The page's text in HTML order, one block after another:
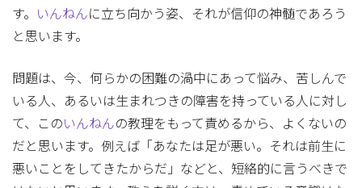
す。
いんねんに立ち向かう姿、それが信仰の神髄であろう
と思います。
問題は、今、何らかの困難の渦中にあって悩み、苦しんで
いる人、あるいは生まれつきの障害を持っている人に対し
て、このいんねんの教理をもって責めるから、よくないの
だと思います。例えば「あなたは足が悪い。それは前生に
悪いことをしてきたからだ」などと、短絡的に言うべきで